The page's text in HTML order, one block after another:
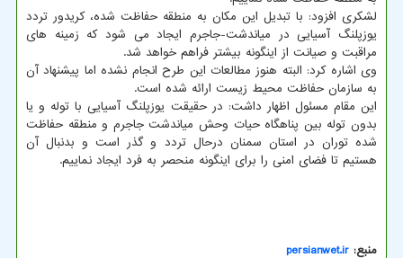
لشکری افزود: با تبدیل این مکان به منطقه حفاظت شده، کریدور تردد
یوزپلنگ آسیایی در میاندشت-جاجرم ایجاد می شود که زمینه های
مراقبت و صیانت از اینگونه بیشتر فراهم خواهد شد.
وی اشاره کرد: البته هنوز مطالعات این طرح انجام نشده اما پیشنهاد آن
به سازمان حفاظت محیط زیست ارائه شده است.
این مقام مسئول اظهار داشت: در حقیقت یوزپلنگ آسیایی با توله و یا
بدون توله بین پناهگاه حیات وحش میاندشت جاجرم و منطقه حفاظت
شده توران در استان سمنان درحال تردد و گذر است و بدنبال آن
هستیم تا فضای امنی را برای اینگونه منحصر به فرد ایجاد نماییم.
منبع: persianwet.ir